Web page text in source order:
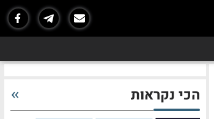
הכי נקראות